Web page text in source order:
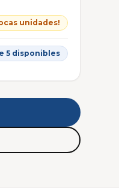
unidades!
5 disponibles